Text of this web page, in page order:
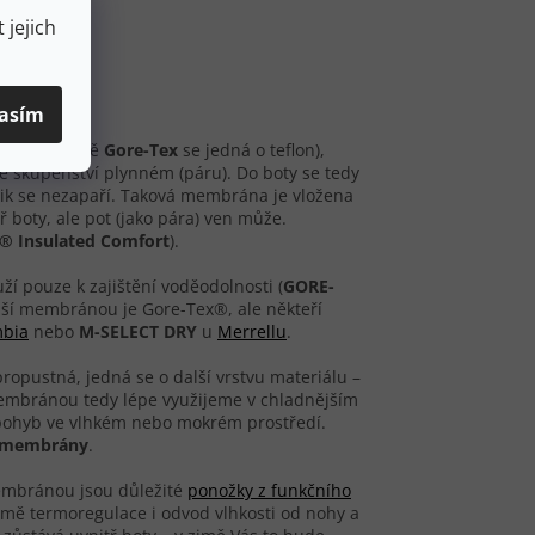
jejich
v zimě.
v případě Gore-Tex se jedná o teflon),
plynném (páru). Do boty se tedy
se nezapaří. Taková membrána je vložena
ale pot (jako pára) ven může.
Insulated Comfort).
pouze k zajištění voděodolnosti (GORE-
membránou je Gore-Tex®, ale někteří
nebo M-SELECT DRY u Merrellu.
jedná se o další vrstvu materiálu –
tedy lépe využijeme v chladnějším
ve vlhkém nebo mokrém prostředí.
.
jsou důležité ponožky z funkčního
termoregulace i odvod vlhkosti od nohy a